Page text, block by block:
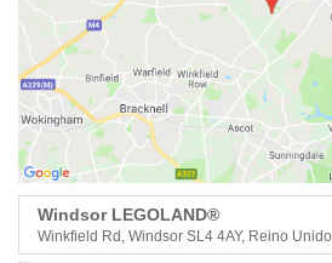
Windsor LEGOLAND®
Winkfield Rd, Windsor SL4 4AY, Reino Unido